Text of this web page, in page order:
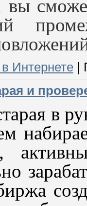
Интернете
и
в